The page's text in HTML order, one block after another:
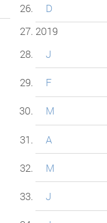
D
2019
J
F
M
A
M
J